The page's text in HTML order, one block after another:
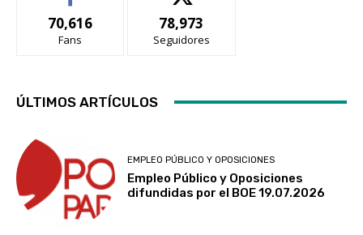
70,616
Fans
78,973
Seguidores
ÚLTIMOS ARTÍCULOS
EMPLEO PÚBLICO Y OPOSICIONES
Empleo Público y Oposiciones
difundidas por el BOE 19.07.2026